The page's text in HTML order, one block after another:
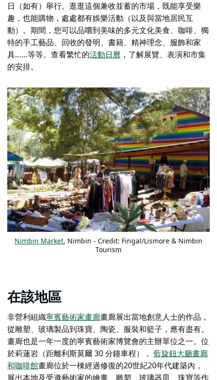
日（如有）舉行。逛逛這個兼收並蓄的市場，既能享受樂
趣，也能購物，處處都有娛樂活動（以及與當地居民互
動）。期間，您可以品嚐到美味的多元文化美食、咖啡、獨
特的手工藝品、回收的發明、書籍、精神理念、服飾和家
具……等等。查看繁忙的活動日曆 ，了解展覽、表演和市集
的安排。
Nimbin Market, Nimbin - Credit: Fingal/Lismore & Nimbin
Tourism
在該地區
非營利組織寧賓藝術家畫廊畫廊展出當地創意人士的作品，
從雕塑、玻璃製品到珠寶、陶瓷、服裝和籃子，應有盡有。
畫廊也是一年一度的寧賓藝術家博覽會的主辦單位之一。位
於莉蓮岩（距離利斯莫爾 30 分鐘車程）， 藍旋鈕大廳畫廊
和咖啡館畫廊位於一棟經過修復的20世紀20年代建築內，
展出本地及受邀藝術家的繪畫、雕塑、玻璃器皿、珠寶等作